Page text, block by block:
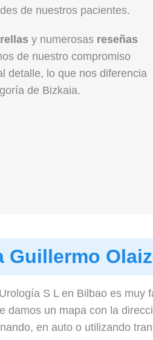
de nuestros pacientes.
y numerosas reseñas
de nuestro compromiso
detalle, lo que nos diferencia
de Bizkaia.
Guillermo
S L en Bilbao es
damos un mapa con la
en auto o utilizando